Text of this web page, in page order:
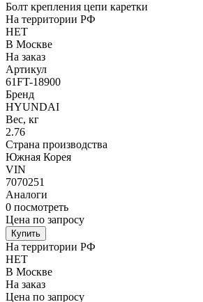
Болт крепления цепи каретки
На территории РФ
НЕТ
В Москве
На заказ
Артикул
61FT-18900
Бренд
HYUNDAI
Вес, кг
2.76
Страна производства
Южная Корея
VIN
7070251
Аналоги
0 посмотреть
Цена по запросу
Купить
На территории РФ
НЕТ
В Москве
На заказ
Цена по запросу